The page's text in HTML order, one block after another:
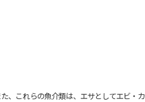
これらの魚介類は、エサとしてエビ・カ